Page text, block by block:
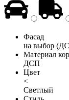
Фасад
на выбор
Материал
ДСП
Цвет
<
Светлый